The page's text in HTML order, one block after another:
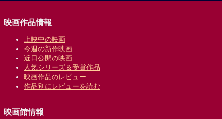
映画作品情報
上映中の映画
今週の新作映画
近日公開の映画
人気シリーズ＆受賞作品
映画作品のレビュー
作品別にレビューを読む
映画館情報